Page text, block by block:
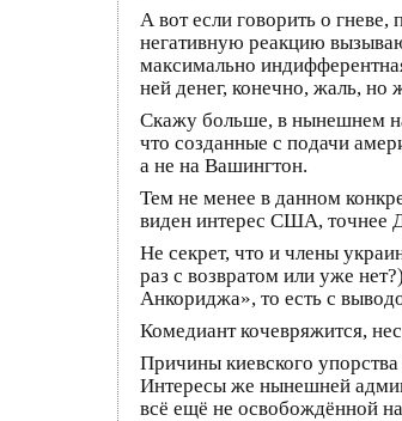
А вот если говорить о
негативную реакцию
максимально
ней денег, конечно, жаль, но
Скажу больше, в нынешнем
что созданные с подачи
а не на Вашингтон.
Тем не менее в данном
виден интерес США, точнее
Не секрет, что и члены
раз с возвратом или уже
Анкориджа», то есть с
Комедиант кочевряжится,
Причины киевского
Интересы же нынешней
всё ещё не освобождённой